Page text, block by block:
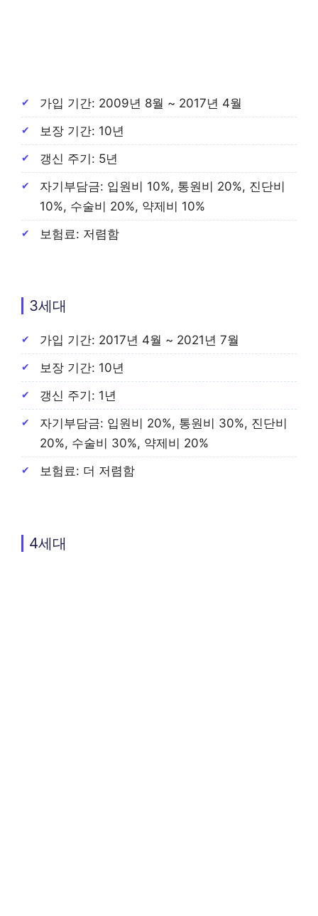
가입 기간: 2009년 8월 ~ 2017년 4월
보장 기간: 10년
갱신 주기: 5년
자기부담금: 입원비 10%, 통원비 20%, 진단비
10%, 수술비 20%, 약제비 10%
보험료: 저렴함
3세대
가입 기간: 2017년 4월 ~ 2021년 7월
보장 기간: 10년
갱신 주기: 1년
자기부담금: 입원비 20%, 통원비 30%, 진단비
20%, 수술비 30%, 약제비 20%
보험료: 더 저렴함
4세대